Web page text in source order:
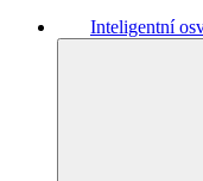
Inteligentní